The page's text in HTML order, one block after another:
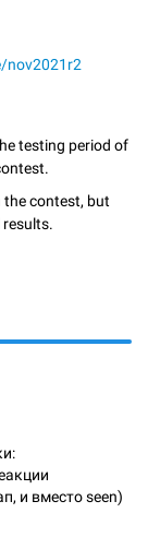
nov2021r2
testing period of
the contest, but
и вместо seen)